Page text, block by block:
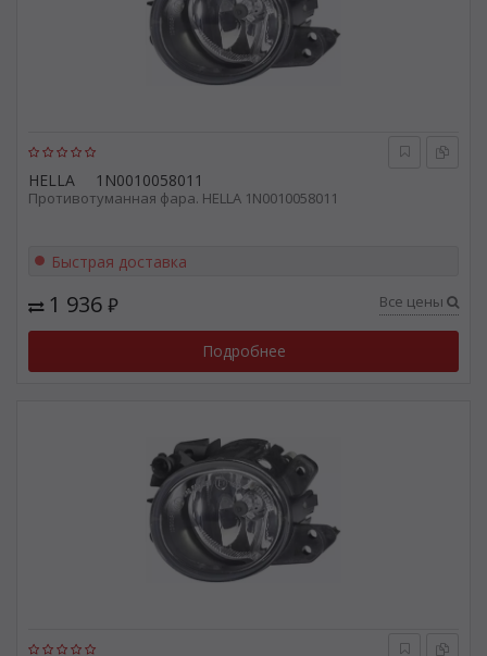
HELLA 1N0010058011
Противотуманная фара. HELLA 1N0010058011
Быстрая доставка
1 936 ₽ Все цены
Подробнее